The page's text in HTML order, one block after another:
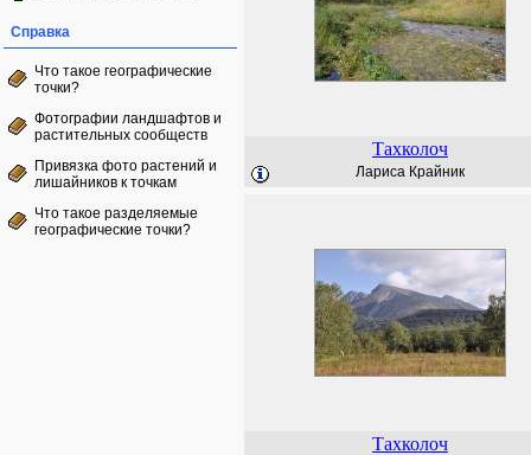
Справка
Что такое географические
точки?
Фотографии ландшафтов и
растительных сообществ
Привязка фото растений и
лишайников к точкам
Что такое разделяемые
географические точки?
Тахколоч
Лариса Крайник
Тахколоч